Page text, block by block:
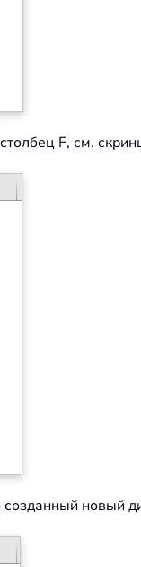
F, см.
созданный новый